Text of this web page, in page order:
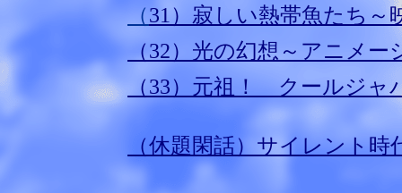
（31）寂しい熱帯魚たち～
（32）光の幻想～アニメ
（33）元祖！ クールジャ
（休題閑話）サイレント時